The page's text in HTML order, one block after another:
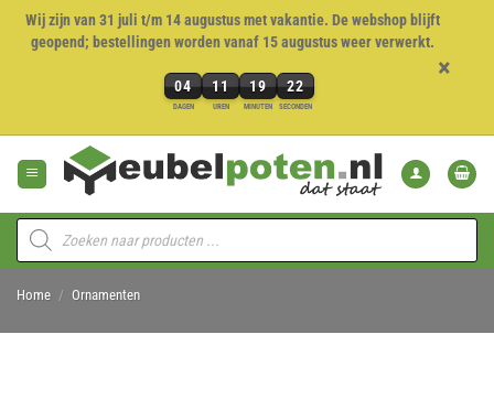
Wij zijn van 31 juli t/m 14 augustus met vakantie. De webshop blijft
geopend; bestellingen worden vanaf 15 augustus weer verwerkt.
04
DAGEN
11
UREN
19
MINUTEN
21
SECONDEN
4
uren,
minuten
en
×
naar
inhoud
Producten
zoeken
Home / Ornamenten